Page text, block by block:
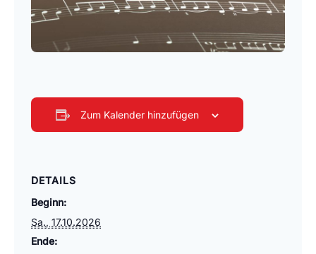
Zum Kalender hinzufügen
DETAILS
Beginn:
Sa., 17.10.2026
Ende: